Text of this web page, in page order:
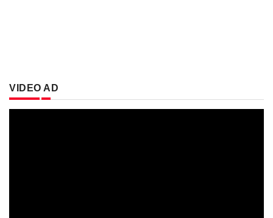
VIDEO AD